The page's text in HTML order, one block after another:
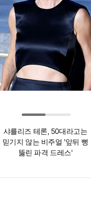
샤를리즈 테론, 50대라고는
믿기지 않는 비주얼 '앞뒤 뻥
뚫린 파격 드레스'